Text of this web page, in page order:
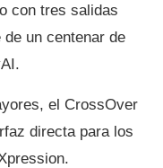
con tres salidas
de un centenar de
el CrossOver
directa para los